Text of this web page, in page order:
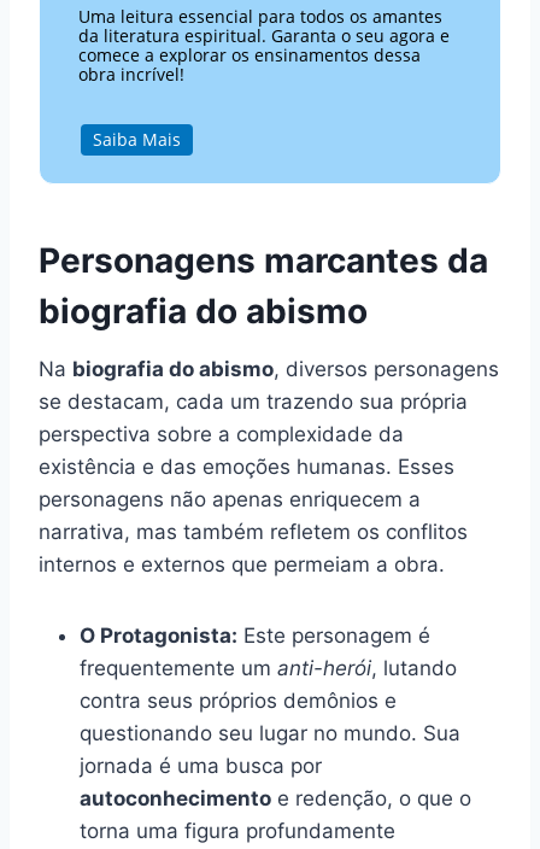
Uma leitura essencial para todos os amantes
da literatura espiritual. Garanta o seu agora e
comece a explorar os ensinamentos dessa
obra incrível!
Saiba Mais
Personagens marcantes da
biografia do abismo
Na biografia do abismo, diversos personagens
se destacam, cada um trazendo sua própria
perspectiva sobre a complexidade da
existência e das emoções humanas. Esses
personagens não apenas enriquecem a
narrativa, mas também refletem os conflitos
internos e externos que permeiam a obra.
O Protagonista: Este personagem é
frequentemente um anti-herói, lutando
contra seus próprios demônios e
questionando seu lugar no mundo. Sua
jornada é uma busca por
autoconhecimento e redenção, o que o
torna uma figura profundamente